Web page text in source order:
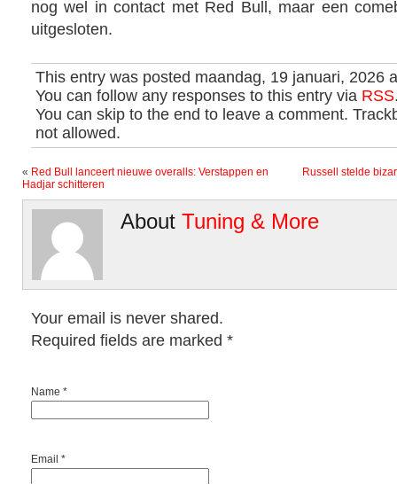
nog wel in contact met Red Bull, maar een
uitgesloten.
This entry was posted maandag, 19 januari, 2026
You can follow any responses to this entry via RSS
You can skip to the end to leave a comment.
not allowed.
« Red Bull lanceert nieuwe overalls: Verstappen en
Hadjar schitteren
Russell stelde
About Tuning & More
Your email is never shared.
Required fields are marked *
Name *
Email *